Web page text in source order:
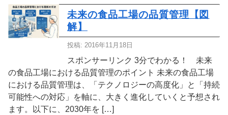
未来の食品工場の品質管理【図
解】
投稿: 2016年11月18日
スポンサーリンク 3分でわかる！ 未来
の食品工場における品質管理のポイント 未来の食品工場
における品質管理は、「テクノロジーの高度化」と「持続
可能性への対応」を軸に、大きく進化していくと予想され
ます。以下に、2030年を […]